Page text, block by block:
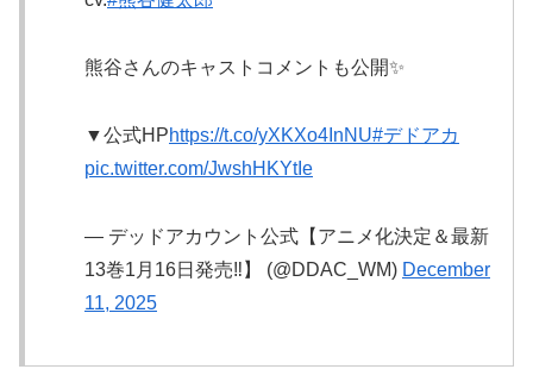
熊谷さんのキャストコメントも公開✨
▼公式HPhttps://t.co/yXKXo4InNU#デドアカ
pic.twitter.com/JwshHKYtIe
— デッドアカウント公式【アニメ化決定＆最新
13巻1月16日発売‼️】 (@DDAC_WM) December
11, 2025